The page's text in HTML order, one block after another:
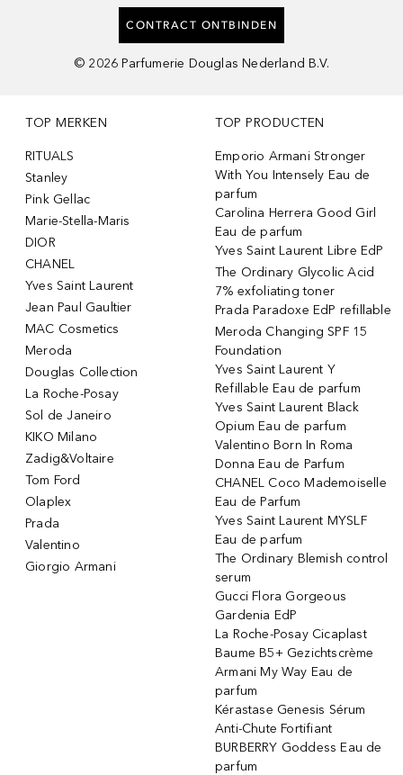
CONTRACT ONTBINDEN
© 2026 Parfumerie Douglas Nederland B.V.
TOP MERKEN
RITUALS
Stanley
Pink Gellac
Marie-Stella-Maris
DIOR
CHANEL
Yves Saint Laurent
Jean Paul Gaultier
MAC Cosmetics
Meroda
Douglas Collection
La Roche-Posay
Sol de Janeiro
KIKO Milano
Zadig&Voltaire
Tom Ford
Olaplex
Prada
Valentino
Giorgio Armani
TOP PRODUCTEN
Emporio Armani Stronger
With You Intensely Eau de
parfum
Carolina Herrera Good Girl
Eau de parfum
Yves Saint Laurent Libre EdP
The Ordinary Glycolic Acid
7% exfoliating toner
Prada Paradoxe EdP refillable
Meroda Changing SPF 15
Foundation
Yves Saint Laurent Y
Refillable Eau de parfum
Yves Saint Laurent Black
Opium Eau de parfum
Valentino Born In Roma
Donna Eau de Parfum
CHANEL Coco Mademoiselle
Eau de Parfum
Yves Saint Laurent MYSLF
Eau de parfum
The Ordinary Blemish control
serum
Gucci Flora Gorgeous
Gardenia EdP
La Roche-Posay Cicaplast
Baume B5+ Gezichtscrème
Armani My Way Eau de
parfum
Kérastase Genesis Sérum
Anti-Chute Fortifiant
BURBERRY Goddess Eau de
parfum